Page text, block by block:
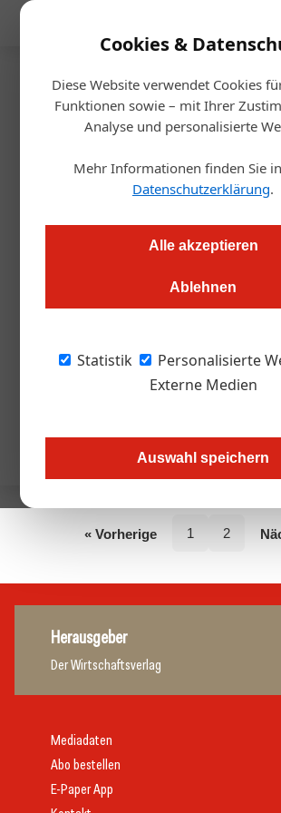
Cookies &
Diese Website verwendet Cookies
Funktionen sowie – mit Ihrer
Analyse und personalisierte
Mehr Informationen finden Sie
Datenschutzerklärung.
Alle akzeptieren
Ablehnen
Statistik
Personalisierte
Externe Medien
Auswahl speichern
Artikel von Eva
Keine Beiträge von diesem Autor.
« Vorherige 1 2
Herausgeber
Der Wirtschaftsverlag
Mediadaten
Abo bestellen
E-Paper App